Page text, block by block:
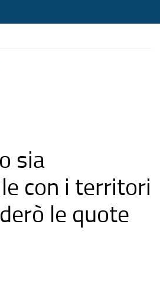
sia
con i territori
le quote